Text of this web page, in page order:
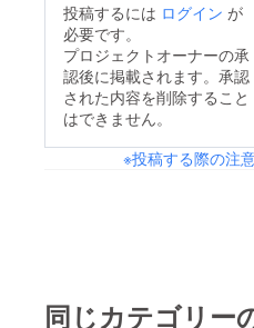
投稿するには ログイン が
必要です。
プロジェクトオーナーの承
認後に掲載されます。承認
された内容を削除すること
はできません。
※投稿する際の注
同じカテゴリー